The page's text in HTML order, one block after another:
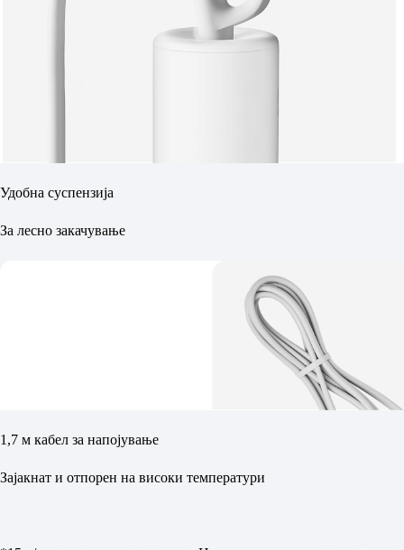
Удобна суспензија
За лесно закачување
1,7 м кабел за напојување
Зајакнат и отпорен на високи температури